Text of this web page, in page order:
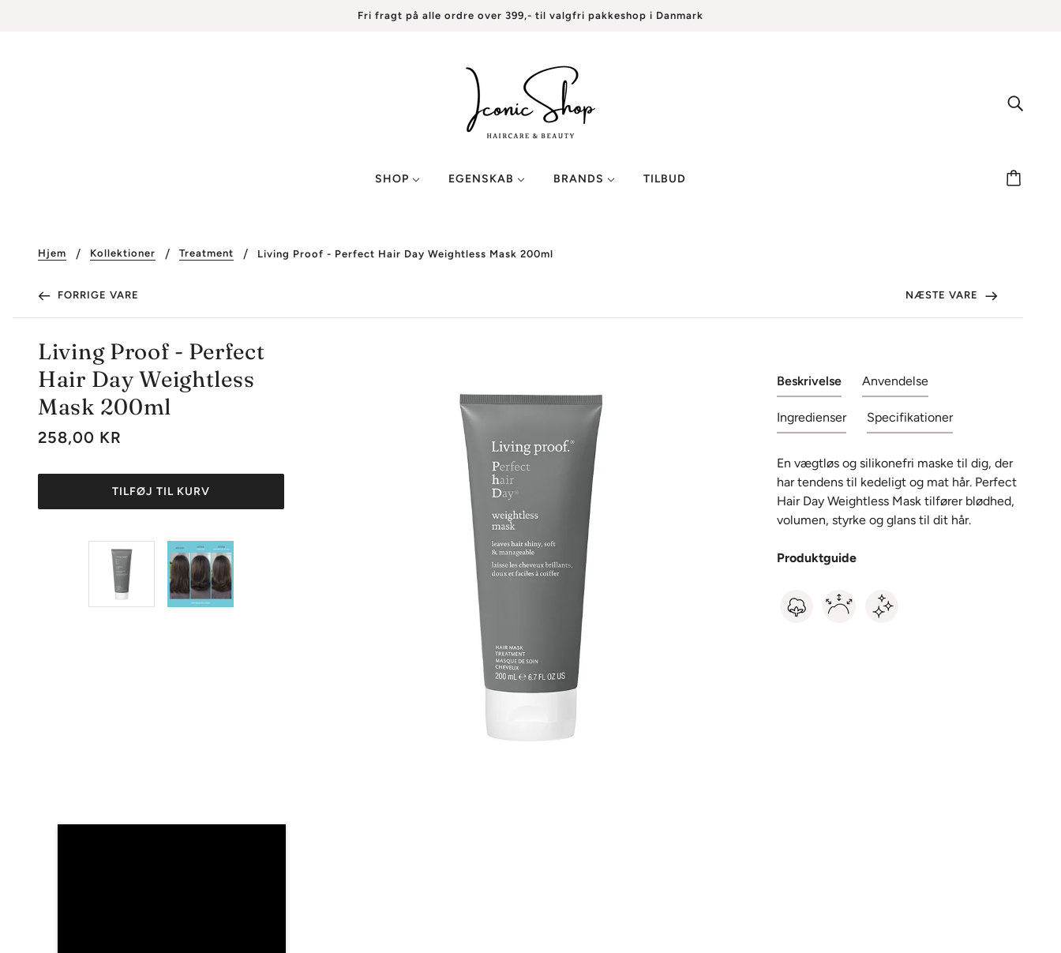
Fri fragt på alle ordre over 399,- til valgfri pakkeshop i Danmark
SHOP EGENSKAB BRANDS TILBUD
Hjem Kollektioner Treatment Living Proof - Perfect Hair Day Weightless Mask 200ml
FORRIGE VARE NÆSTE VARE
Living Proof - Perfect
Hair Day Weightless
Mask 200ml
258,00 KR
TILFØJ TIL KURV
Beskrivelse
En vægtløs og silikonefri maske til dig, der
har tendens til kedeligt og mat hår. Perfect
Hair Day Weightless Mask tilfører blødhed,
volumen, styrke og glans til dit hår.
Produktguide
Anvendelse
Ingredienser Specifikationer